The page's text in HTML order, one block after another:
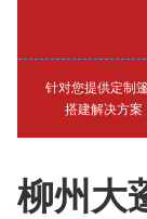
针对您提供定制
搭建解决方案
柳州大